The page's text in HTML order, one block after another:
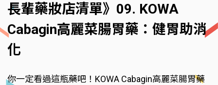
長輩藥妝店清單》09. KOWA
Cabagin高麗菜腸胃藥：健胃助消
化
你一定看過這瓶藥吧！KOWA Cabagin高麗菜腸胃藥